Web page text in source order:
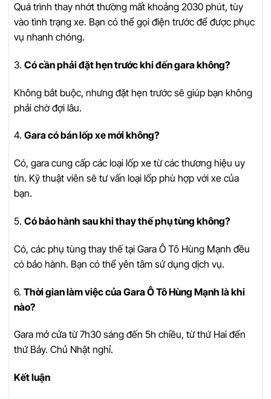
Quá trình thay nhớt thường mất khoảng 2030 phút, tùy
vào tình trạng xe. Bạn có thể gọi điện trước để được phục
vụ nhanh chóng.
3. Có cần phải đặt hẹn trước khi đến gara không?
Không bắt buộc, nhưng đặt hẹn trước sẽ giúp bạn không
phải chờ đợi lâu.
4. Gara có bán lốp xe mới không?
Có, gara cung cấp các loại lốp xe từ các thương hiệu uy
tín. Kỹ thuật viên sẽ tư vấn loại lốp phù hợp với xe của
bạn.
5. Có bảo hành sau khi thay thế phụ tùng không?
Có, các phụ tùng thay thế tại Gara Ô Tô Hùng Mạnh đều
có bảo hành. Bạn có thể yên tâm sử dụng dịch vụ.
6. Thời gian làm việc của Gara Ô Tô Hùng Mạnh là khi
nào?
Gara mở cửa từ 7h30 sáng đến 5h chiều, từ thứ Hai đến
thứ Bảy. Chủ Nhật nghỉ.
Kết luận